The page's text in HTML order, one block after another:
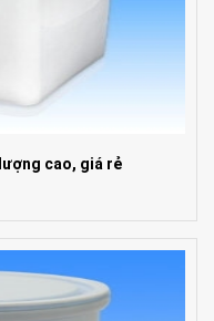
cao, giá rẻ